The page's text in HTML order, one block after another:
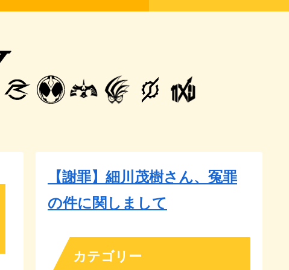
【謝罪】細川茂樹さん、冤罪
の件に関しまして
カテゴリー